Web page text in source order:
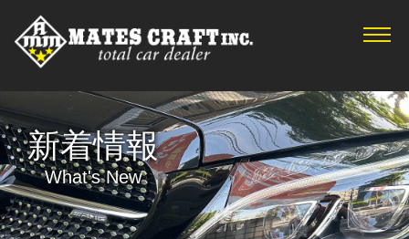
TOP
在庫車情報
サービス
会社概要
アクセス
新着情報
What's New